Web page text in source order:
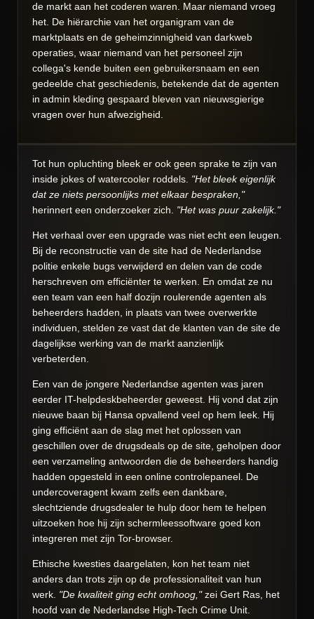
de markt aan het coderen waren. Maar niemand vroeg
het. De hiërarchie van het organigram van de
marktplaats en de geheimzinnigheid van darkweb
operaties, waar niemand van het personeel zijn
collega's kende buiten een gebruikersnaam en een
gedeelde chat geschiedenis, betekende dat de agenten
in admin kleding gespaard bleven van nieuwsgierige
vragen over hun afwezigheid.
Tot hun opluchting bleek er ook geen sprake te zijn van
inside jokes of watercooler roddels. "Het bleek eigenlijk
dat ze niets persoonlijks met elkaar bespraken,"
herinnert een onderzoeker zich. "Het was puur zakelijk."
Het verhaal over een upgrade was niet echt een leugen.
Bij de reconstructie van de site had de Nederlandse
politie enkele bugs verwijderd en delen van de code
herschreven om efficiënter te werken. En omdat ze nu
een team van een half dozijn roulerende agenten als
beheerders hadden, in plaats van twee overwerkte
individuen, stelden ze vast dat de klanten van de site de
dagelijkse werking van de markt aanzienlijk
verbeterden.
Een van de jongere Nederlandse agenten was jaren
eerder IT-helpdeskbeheerder geweest. Hij vond dat zijn
nieuwe baan bij Hansa opvallend veel op hem leek. Hij
ging efficiënt aan de slag met het oplossen van
geschillen over de drugsdeals op de site, geholpen door
een verzameling antwoorden die de beheerders handig
hadden opgesteld in een online controlepaneel. De
undercoveragent kwam zelfs een dankbare,
slechtziende drugsdealer te hulp door hem te helpen
uitzoeken hoe hij zijn schermleessoftware goed kon
integreren met zijn Tor-browser.
Ethische kwesties daargelaten, kon het team niet
anders dan trots zijn op de professionaliteit van hun
werk. "De kwaliteit ging echt omhoog,"zei Gert Ras, het
hoofd van de Nederlandse High-Tech Crime Unit.